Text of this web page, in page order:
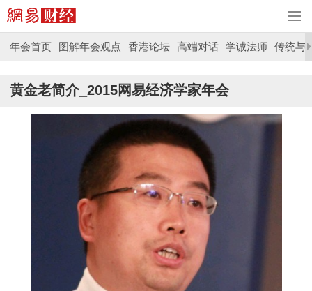
年会首页 图解年会观点 香港论坛 高端对话 学诚法师 传统与
黄金老简介_2015网易经济学家年会